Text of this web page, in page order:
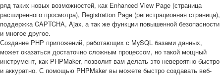
ряд таких новых возможностей, как Enhanced View Page (страница
расширенного просмотра), Registration Page (регистрационная страница),
поддержка CAPTCHA, Ajax, а так же функции повышенной безопасности
и многое другое.
Создание PHP приложений, работающих с MySQL базами данных,
может оказаться достаточно сложным процессом, но такой мощный
инструмент, как PHPMaker, позволит вам делать это невероятно быстро
и аккуратно. С помощью PHPMaker вы можете быстро создавать веб-